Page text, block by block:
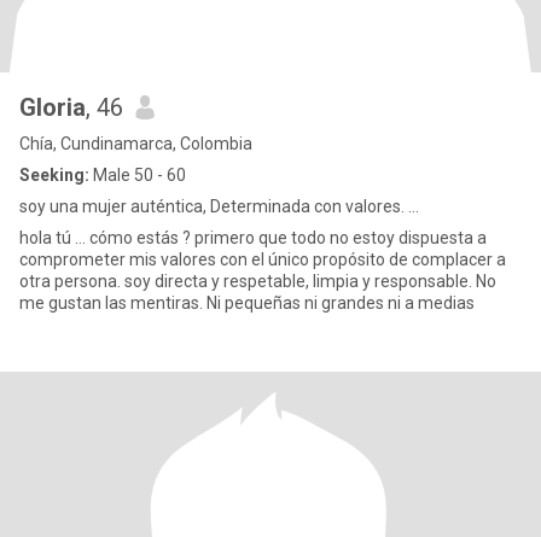
Gloria, 46
Chía, Cundinamarca, Colombia
Seeking: Male 50 - 60
soy una mujer auténtica, Determinada con valores. ...
hola tú … cómo estás ? primero que todo no estoy dispuesta a
comprometer mis valores con el único propósito de complacer a
otra persona. soy directa y respetable, limpia y responsable. No
me gustan las mentiras. Ni pequeñas ni grandes ni a medias